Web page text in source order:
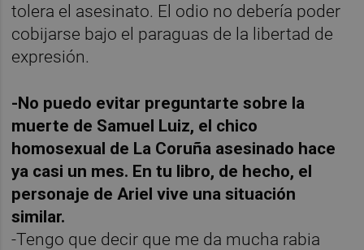
tolera el asesinato. El odio no debería poder
cobijarse bajo el paraguas de la libertad de
expresión.
-No puedo evitar preguntarte sobre la
muerte de Samuel Luiz, el chico
homosexual de La Coruña asesinado hace
ya casi un mes. En tu libro, de hecho, el
personaje de Ariel vive una situación
similar.
-Tengo que decir que me da mucha rabia